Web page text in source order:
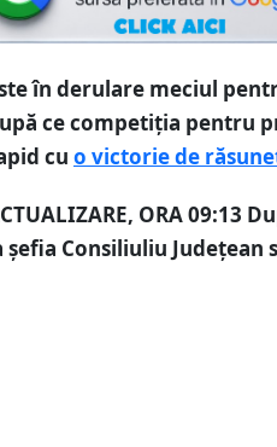
în derulare meciul
ce competiția pentru
cu o victorie de
ORA 09:13
șefia Consiliuliu Județean